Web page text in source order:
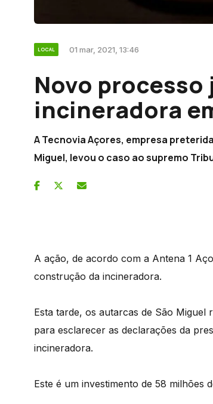
LOCAL 01 mar, 2021, 13:46
Novo
incineradora
A Tecnovia Açores, empresa
Miguel, levou o caso ao supremo
A ação, de acordo com a Antena 1
construção da incineradora.
Esta tarde, os autarcas de São Miguel
para esclarecer as declarações da
incineradora.
Este é um investimento de 58 milhões